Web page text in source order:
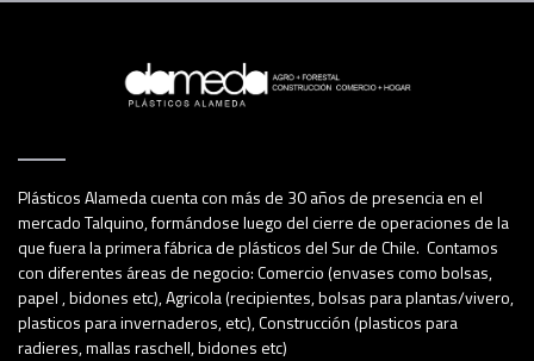
Plásticos Alameda cuenta con más de 30 años de presencia en el
mercado Talquino, formándose luego del cierre de operaciones de la
que fuera la primera fábrica de plásticos del Sur de Chile. Contamos
con diferentes áreas de negocio: Comercio (envases como bolsas,
papel , bidones etc), Agricola (recipientes, bolsas para plantas/vivero,
plasticos para invernaderos, etc), Construcción (plasticos para
radieres, mallas raschell, bidones etc)